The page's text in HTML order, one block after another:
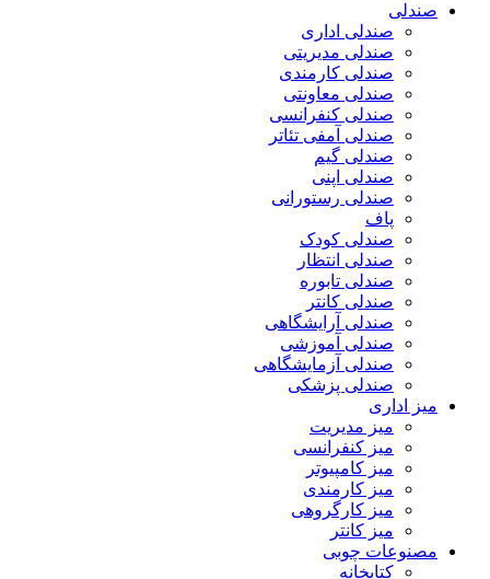
صندلی
صندلی اداری
صندلی مدیریتی
صندلی کارمندی
صندلی معاونتی
صندلی کنفرانسی
صندلی آمفی تئاتر
صندلی گیم
صندلی اپنی
صندلی رستورانی
پاف
صندلی کودک
صندلی انتظار
صندلی تابوره
صندلی کانتر
صندلی آرایشگاهی
صندلی آموزشی
صندلی آزمایشگاهی
صندلی پزشکی
میز اداری
میز مدیریت
میز کنفرانسی
میز کامپیوتر
میز کارمندی
میز کارگروهی
میز کانتر
مصنوعات چوبی
کتابخانه